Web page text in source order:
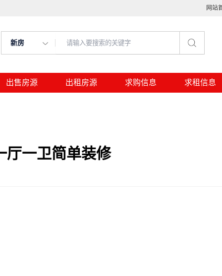
网站
新房
出售房源 出租房源 求购信息 求租信息
厅一卫简单装修